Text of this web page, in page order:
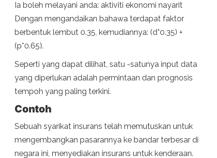
Ia boleh melayani anda: aktiviti ekonomi nayarit
Dengan mengandaikan bahawa terdapat faktor
berbentuk lembut 0.35, kemudiannya: (d*0.35) +
(p*0.65).
Seperti yang dapat dilihat, satu -satunya input data
yang diperlukan adalah permintaan dan prognosis
tempoh yang paling terkini.
Contoh
Sebuah syarikat insurans telah memutuskan untuk
mengembangkan pasarannya ke bandar terbesar di
negara ini, menyediakan insurans untuk kenderaan.